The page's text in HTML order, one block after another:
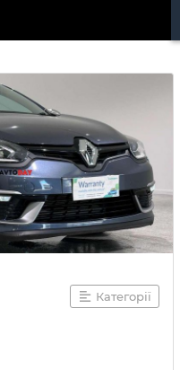
Категорії